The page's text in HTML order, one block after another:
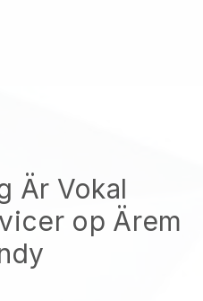
Är Vokal
op Ärem